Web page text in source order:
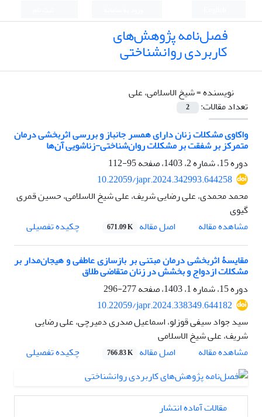
فصل‌نامه پژوهش‌های
کاربردی روانشناختی
نویسنده =شیخ الاسلامی، علی
تعداد مقالات:
2
واکاوی مشکلات زنان دارای همسر جانباز و بررسی اثربخشی درمان
متمرکز بر شفقت بر مشکلات روان‌شناختی-زناشویی آن‌ها
دوره 15، شماره 2، 1403، صفحه
95-112
10.22059/japr.2024.342993.644258
محمد محمدی، علی رضایی شریف، علی شیخ الاسلامی، حسین قمری
گیوی
مشاهده مقاله
اصل مقاله 671.09 K
چکیده تفصیلی
مقایسۀ اثربخشی درمان مبتنی بر بازسازی عاطفی و هیجان‌مدار بر
مشکلات ازدواج و بخشش در زنان متقاضی طلاق
دوره 15، شماره 1، 1403، صفحه
277-296
10.22059/japr.2024.338349.644182
سید جواد سیفی قوزلو، اسماعیل صدری دمیرچی، علی رضایی
شریف، علی شیخ الاسلامی
مشاهده مقاله
اصل مقاله 766.83 K چکیده تفصیلی
مقالات آماده انتشار